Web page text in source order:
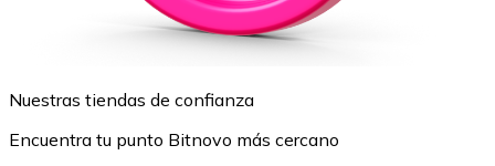
Nuestras tiendas de confianza
Encuentra tu punto Bitnovo más cercano